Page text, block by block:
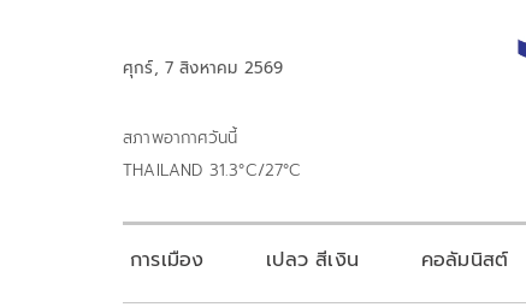
ศุกร์, 7 สิงหาคม 2569
สภาพอากาศวันนี้
THAILAND 31.3°C/27°C
การเมือง เปลว สีเงิน คอลัมนิสต์